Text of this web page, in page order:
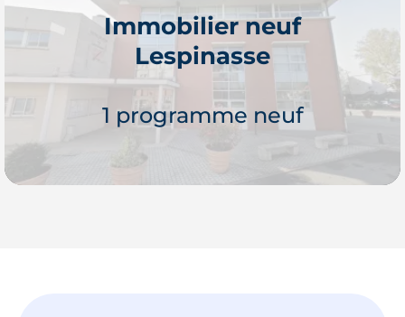
Je découvre
Immobilier neuf
Lespinasse
1 programme neuf